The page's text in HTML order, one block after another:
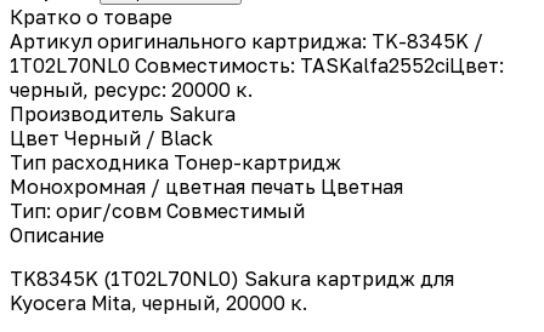
Кратко о товаре
Артикул оригинального картриджа: TK-8345K /
1T02L70NL0 Совместимость: TASKalfa2552ciЦвет:
черный, ресурс: 20000 к.
Производитель Sakura
Цвет Черный / Black
Тип расходника Тонер-картридж
Монохромная / цветная печать Цветная
Тип: ориг/совм Совместимый
Описание
TK8345K (1T02L70NL0) Sakura картридж для
Kyocera Mita, черный, 20000 к.